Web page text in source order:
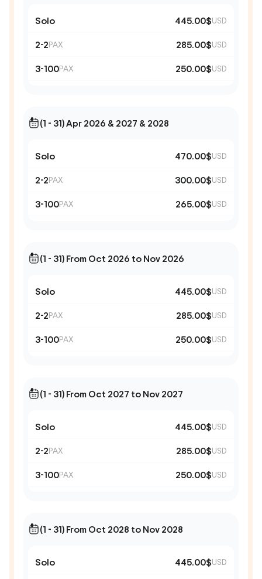
Solo 445.00$USD
2-2PAX 285.00$USD
3-100PAX 250.00$USD
(1 - 31) Apr 2026 & 2027 & 2028
Solo 470.00$USD
2-2PAX 300.00$USD
3-100PAX 265.00$USD
(1 - 31) From Oct 2026 to Nov 2026
Solo 445.00$USD
2-2PAX 285.00$USD
3-100PAX 250.00$USD
(1 - 31) From Oct 2027 to Nov 2027
Solo 445.00$USD
2-2PAX 285.00$USD
3-100PAX 250.00$USD
(1 - 31) From Oct 2028 to Nov 2028
Solo 445.00$USD